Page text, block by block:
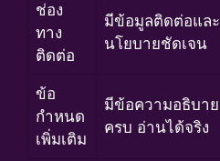
ช่อง
ทาง
ติดต่อ
มีข้อมูลติดต่อและ
นโยบายชัดเจน
ข้อ
กำหนด
เพิ่มเติม
มีข้อความอธิบาย
ครบ อ่านได้จริง